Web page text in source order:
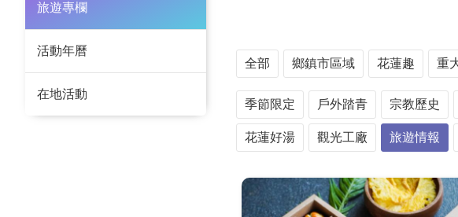
旅遊專欄
活動年曆
在地活動
全部 鄉鎮市區域 花蓮趣 重
季節限定 戶外踏青 宗教歷史
花蓮好湯 觀光工廠 旅遊情報